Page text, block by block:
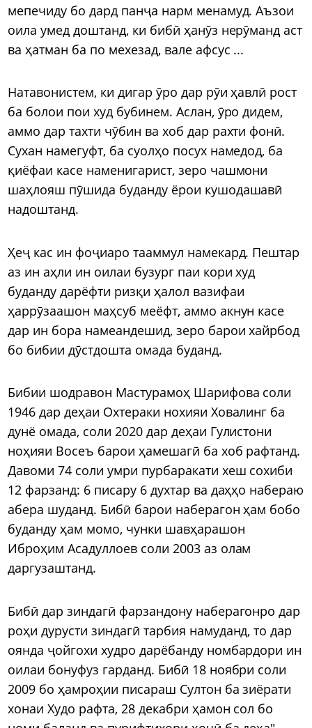
мепечиду бо дард панҷа нарм менамуд. Аъзои
оила умед доштанд, ки бибӣ ҳанӯз нерӯманд аст
ва ҳатман ба по мехезад, вале афсус ...
Натавонистем, ки дигар ӯро дар рӯи ҳавлӣ рост
ба болои пои худ бубинем. Аслан, ӯро дидем,
аммо дар тахти чӯбин ва хоб дар рахти фонӣ.
Сухан намегуфт, ба суолҳо посух намедод, ба
қиёфаи касе наменигарист, зеро чашмони
шаҳлояш пӯшида буданду ёрои кушодашавӣ
надоштанд.
Ҳеҷ кас ин фоҷиаро тааммул намекард. Пештар
аз ин аҳли ин оилаи бузург паи кори худ
буданду дарёфти ризқи ҳалол вазифаи
ҳаррӯзаашон маҳсуб меёфт, аммо акнун касе
дар ин бора намеандешид, зеро барои хайрбод
бо бибии дӯстдошта омада буданд.
Бибии шодравон Мастурамоҳ Шарифова соли
1946 дар деҳаи Охтераки нохияи Ховалинг ба
дунё омада, соли 2020 дар деҳаи Гулистони
ноҳияи Восеъ барои ҳамешагӣ ба хоб рафтанд.
Давоми 74 соли умри пурбаракати хеш сохиби
12 фарзанд: 6 писару 6 духтар ва даҳҳо набераю
абера шуданд. Бибӣ барои наберагон ҳам бобо
буданду ҳам момо, чунки шавҳарашон
Иброҳим Асадуллоев соли 2003 аз олам
даргузаштанд.
Бибӣ дар зиндагӣ фарзандону наберагонро дар
роҳи дурусти зиндагӣ тарбия намуданд, то дар
оянда ҷойгохи худро дарёбанду номбардори ин
оилаи бонуфуз гарданд. Бибӣ 18 ноябри соли
2009 бо ҳамроҳии писараш Султон ба зиёрати
хонаи Худо рафта, 28 декабри ҳамон сол бо